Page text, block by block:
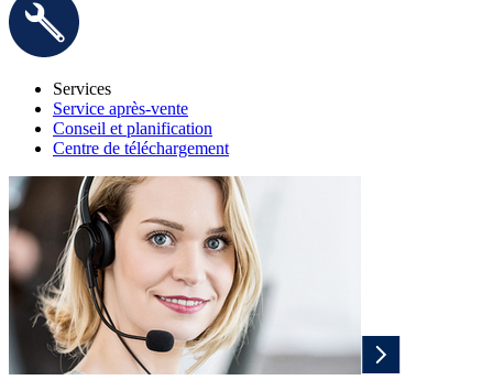
Services
Service après-vente
Conseil et planification
Centre de téléchargement